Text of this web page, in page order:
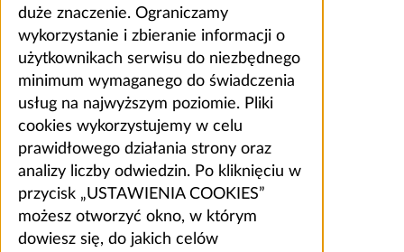
duże znaczenie. Ograniczamy
wykorzystanie i zbieranie informacji o
użytkownikach serwisu do niezbędnego
minimum wymaganego do świadczenia
usług na najwyższym poziomie. Pliki
cookies wykorzystujemy w celu
prawidłowego działania strony oraz
analizy liczby odwiedzin. Po kliknięciu w
przycisk „USTAWIENIA COOKIES”
możesz otworzyć okno, w którym
dowiesz się, do jakich celów